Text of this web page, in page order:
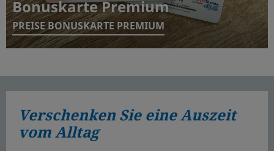
Bonuskarte Premium
PREISE BONUSKARTE PREMIUM
Verschenken Sie eine Auszeit
vom Alltag